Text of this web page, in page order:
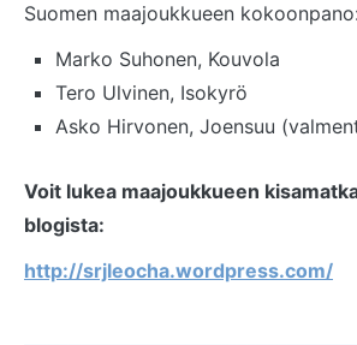
Suomen maajoukkueen kokoonpano:
Marko Suhonen, Kouvola
Tero Ulvinen, Isokyrö
Asko Hirvonen, Joensuu
Voit lukea maajoukkueen
blogista:
http://srjleocha.wordpress.com/